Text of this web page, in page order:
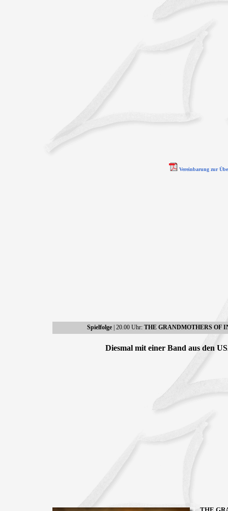
Vereinbarung zur
Spielfolge| 20.00 Uhr: THE GRANDMOTHERS OF
Diesmal mit einer Band aus den